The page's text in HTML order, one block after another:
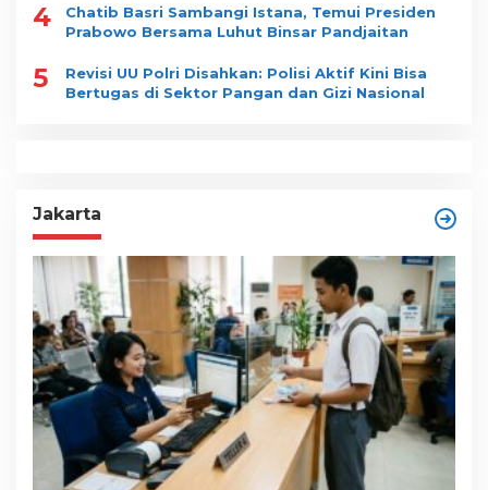
4
Chatib Basri Sambangi Istana, Temui Presiden
Prabowo Bersama Luhut Binsar Pandjaitan
5
Revisi UU Polri Disahkan: Polisi Aktif Kini Bisa
Bertugas di Sektor Pangan dan Gizi Nasional
Jakarta